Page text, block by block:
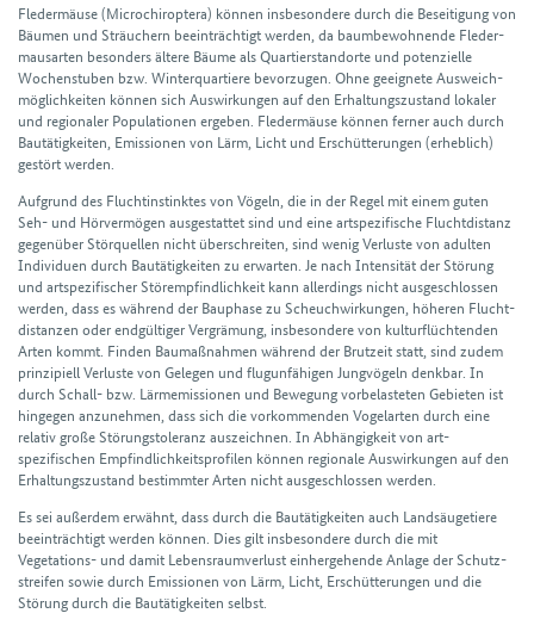
Fleder­mäuse (Microchiroptera) können insbesondere durch die Beseitigung von
Bäumen und Sträuchern beeinträchtigt werden, da baum­bewohnende Fleder­
maus­arten besonders ältere Bäume als Quartier­standorte und potenzielle
Wochen­stuben bzw. Winter­quartiere bevorzugen. Ohne geeignete Aus­weich­
möglich­keiten können sich Auswirkungen auf den Erhaltungs­zustand lokaler
und regionaler Populationen ergeben. Fleder­mäuse können ferner auch durch
Bau­tätigkeiten, Emissionen von Lärm, Licht und Erschütterungen (erheblich)
gestört werden.
Aufgrund des Flucht­instinktes von Vögeln, die in der Regel mit einem guten
Seh- und Hör­vermögen ausge­stattet sind und eine art­spezifische Flucht­distanz
gegen­über Stör­quellen nicht über­schreiten, sind wenig Verluste von adulten
Individuen durch Bau­tätig­keiten zu erwarten. Je nach Intensität der Störung
und art­spezifischer Stör­empfind­lich­keit kann allerdings nicht aus­geschlossen
werden, dass es während der Bau­phase zu Scheuch­wirkungen, höheren Flucht­
distanzen oder end­gültiger Vergrämung, insbesondere von kultur­flüch­tenden
Arten kommt. Finden Bau­maßnahmen während der Brut­zeit statt, sind zudem
prinzipiell Verluste von Gelegen und flug­unfähigen Jung­vögeln denkbar. In
durch Schall- bzw. Lärm­emissionen und Bewegung vorbelasteten Gebieten ist
hingegen anzunehmen, dass sich die vorkom­menden Vogel­arten durch eine
relativ große Störungs­toleranz auszeichnen. In Abhängig­keit von art­
spezifischen Empfind­lich­keits­profilen können regionale Aus­wirkungen auf den
Erhaltungs­zustand bestimmter Arten nicht aus­ge­schlossen werden.
Es sei außer­dem erwähnt, dass durch die Bau­tätig­keiten auch Land­säuge­tiere
beein­trächtigt werden können. Dies gilt ins­besondere durch die mit
Vegetations- und damit Lebens­raum­verlust einher­gehende Anlage der Schutz­
streifen sowie durch Emissionen von Lärm, Licht, Erschüt­terungen und die
Störung durch die Bau­tätigkeiten selbst.